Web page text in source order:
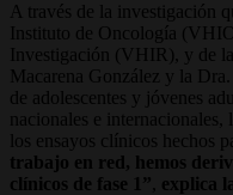
A través de la investigación
Instituto de Oncología
Investigación (VHIR), y de
Macarena González y la
de adolescentes y jóvenes
nacionales e
los ensayos clínicos hechos
trabajo en red, hemos
clínicos de fase 1” explica